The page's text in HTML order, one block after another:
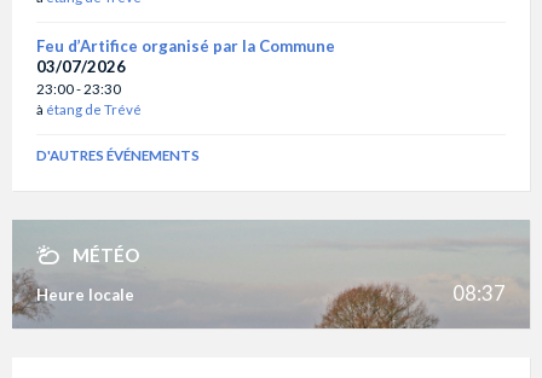
Feu d’Artifice organisé par la Commune
03/07/2026
23:00 - 23:30
à étang de Trévé
D'AUTRES ÉVÉNEMENTS
MÉTÉO
Heure locale 08:37